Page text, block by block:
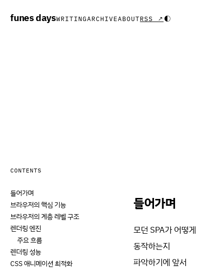
funes daysWRITINGARCHIVEABOUTRSS ↗ ◐
CONTENTS
들어가며
브라우저의 핵심 기능
브라우저의 계층 레벨 구조
렌더링 엔진
주요 흐름
렌더링 성능
CSS 애니메이션 최적화
들어가며
모던 SPA가 어떻게
동작하는지
파악하기에 앞서